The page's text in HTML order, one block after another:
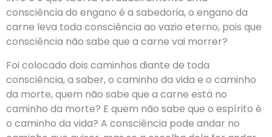
consciência do engano é a sabedoria, o engano da
carne leva toda consciência ao vazio eterno, pois que
consciência não sabe que a carne vai morrer?
Foi colocado dois caminhos diante de toda
consciência, a saber, o caminho da vida e o caminho
da morte, quem não sabe que a carne está no
caminho da morte? E quem não sabe que o espírito é
o caminho da vida? A consciência pode andar no